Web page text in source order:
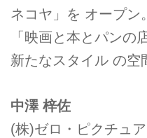
ネコヤ」を オープン
「映画と本とパンの
新たなスタイル の空
中澤 梓佐
(株)ゼロ・ピクチュ